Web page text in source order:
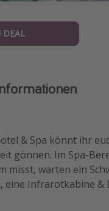
DEAL
& Spa könnt ihr
gönnen. Im Spa-
misst, warten ein
eine Infrarotkabine &